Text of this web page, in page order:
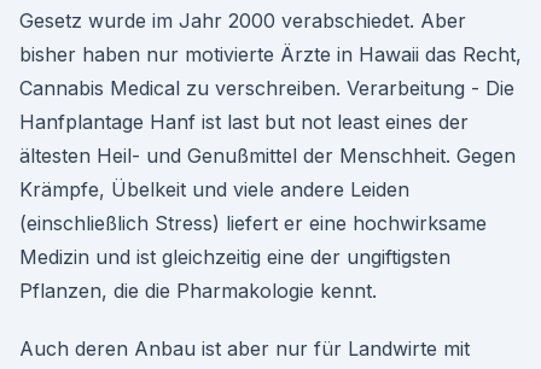
Gesetz wurde im Jahr 2000 verabschiedet. Aber
bisher haben nur motivierte Ärzte in Hawaii das Recht,
Cannabis Medical zu verschreiben. Verarbeitung - Die
Hanfplantage Hanf ist last but not least eines der
ältesten Heil- und Genußmittel der Menschheit. Gegen
Krämpfe, Übelkeit und viele andere Leiden
(einschließlich Stress) liefert er eine hochwirksame
Medizin und ist gleichzeitig eine der ungiftigsten
Pflanzen, die die Pharmakologie kennt.
Auch deren Anbau ist aber nur für Landwirte mit